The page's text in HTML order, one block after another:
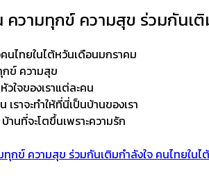
วามทุกข์ ความสุข ร่วมกันเติ
นไทยในไต้หวันเดือนมกราคม
ข์ ความสุข
วใจของเราแต่ละคน
ราจะทำให้ที่นี่เป็นบ้านของเรา
านที่จะโตขึ้นเพราะความรัก